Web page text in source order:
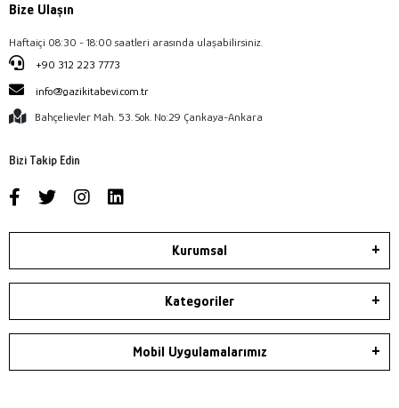
Bize Ulaşın
Haftaiçi 08:30 - 18:00 saatleri arasında ulaşabilirsiniz.
+90 312 223 7773
info@gazikitabevi.com.tr
Bahçelievler Mah. 53. Sok. No:29 Çankaya-Ankara
Bizi Takip Edin
Kurumsal
Kategoriler
Mobil Uygulamalarımız